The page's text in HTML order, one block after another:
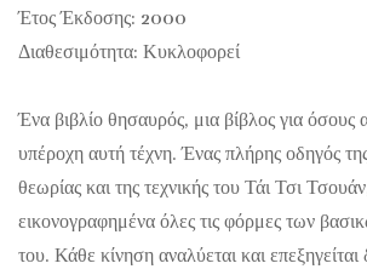
Έτος Έκδοσης: 2000
Διαθεσιμότητα: Κυκλοφορεί
Ένα βιβλίο θησαυρός, μια βίβλος για όσους
υπέροχη αυτή τέχνη. Ένας πλήρης οδηγός
θεωρίας και της τεχνικής του Τάι Τσι
εικονογραφημένα όλες τις φόρμες των
του. Κάθε κίνηση αναλύεται και επεξηγείται